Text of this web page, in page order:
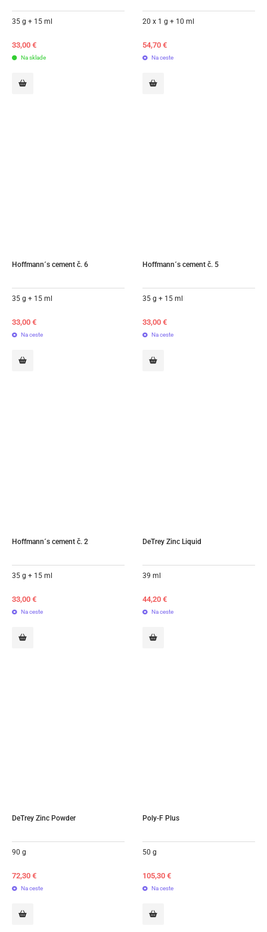
35 g + 15 ml
33,00 €
Na sklade
20 x 1 g + 10 ml
54,70 €
Na ceste
Hoffmann´s cement č. 6
35 g + 15 ml
33,00 €
Na ceste
Hoffmann´s cement č. 5
35 g + 15 ml
33,00 €
Na ceste
Hoffmann´s cement č. 2
35 g + 15 ml
33,00 €
Na ceste
DeTrey Zinc Liquid
39 ml
44,20 €
Na ceste
DeTrey Zinc Powder
90 g
72,30 €
Na ceste
Poly-F Plus
50 g
105,30 €
Na ceste